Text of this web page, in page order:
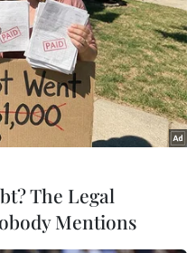
đại diện Việt Nam
hình, các chính sách
công dân Việt Nam
bị mắc kẹt ở các sân
The Legal
Mentions